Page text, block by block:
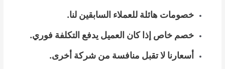
خصومات هائلة للعملاء السابقين لنا.
خصم خاص إذا كان العميل يدفع التكلفة فوري.
أسعارنا لا تقبل منافسة من شركة أخرى.